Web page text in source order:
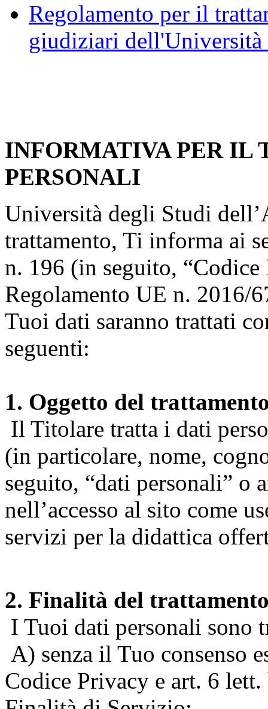
Regolamento per il
giudiziari
INFORMATIVA PER IL
PERSONALI
Università degli Studi
trattamento, Ti informa ai
n. 196 (in seguito, “Codice
Regolamento UE n. 2016/
Tuoi dati saranno trattati
seguenti:
1. Oggetto del
Il Titolare tratta i dati
(in particolare, nome,
seguito, “dati personali” o
nell’accesso al sito come
servizi per la didattica
2. Finalità del
I Tuoi dati personali sono
A) senza il Tuo consenso
Codice Privacy e art. 6